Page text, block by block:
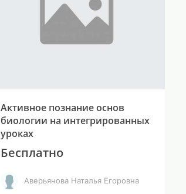
Активное познание основ
биологии на интегрированных
уроках
Бесплатно
Аверьянова Наталья Егоровна